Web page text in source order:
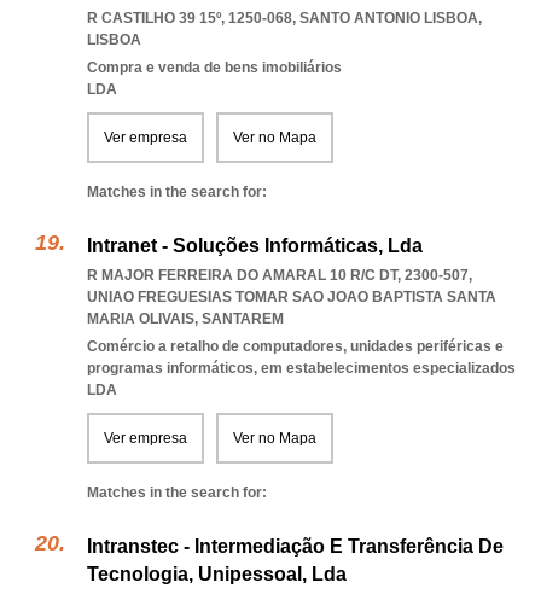
R CASTILHO 39 15º, 1250-068, SANTO ANTONIO LISBOA,
LISBOA
Compra e venda de bens imobiliários
LDA
Ver empresa Ver no Mapa
Matches in the search for:
Intranet - Soluções Informáticas, Lda
R MAJOR FERREIRA DO AMARAL 10 R/C DT, 2300-507,
UNIAO FREGUESIAS TOMAR SAO JOAO BAPTISTA SANTA
MARIA OLIVAIS, SANTAREM
Comércio a retalho de computadores, unidades periféricas e
programas informáticos, em estabelecimentos especializados
LDA
Ver empresa Ver no Mapa
Matches in the search for:
Intranstec - Intermediação E Transferência De
Tecnologia, Unipessoal, Lda